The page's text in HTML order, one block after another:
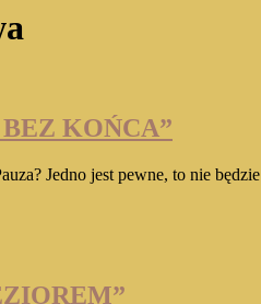
KOŃCA”
Jedno jest pewne, to nie